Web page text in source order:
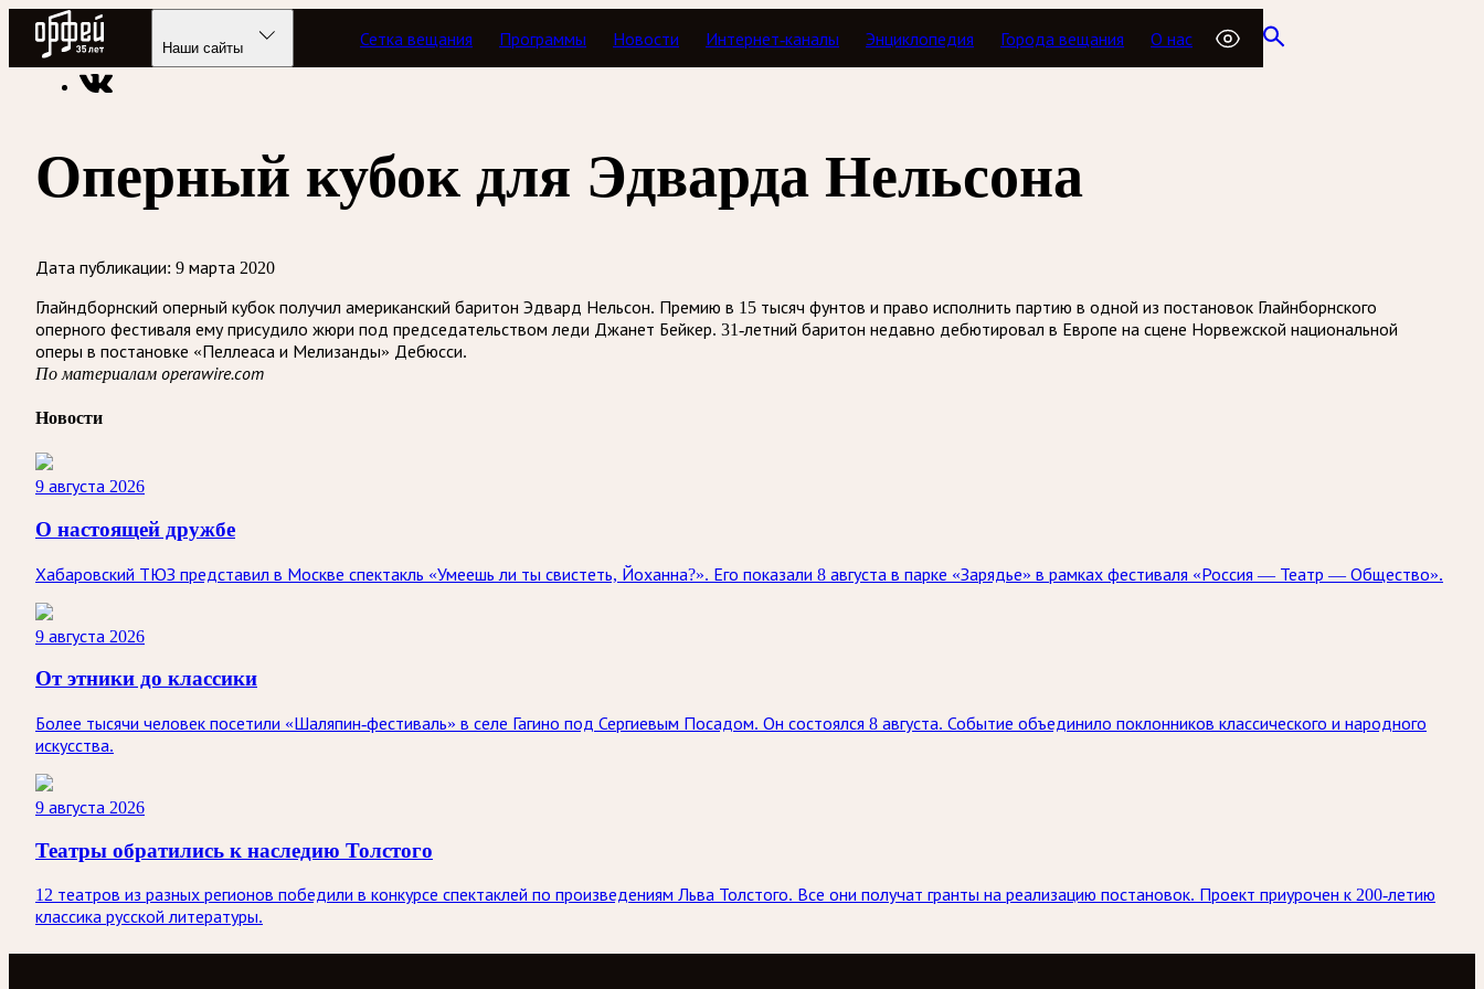
Радио Орфей
Наши сайты Сетка вещания Программы Новости Интернет-каналы Энциклопедия Города вещания О нас
Радио классической музыки «Орфей» Новости
Оперный кубок для Эдварда Нельсона
Дата публикации: 9 марта 2020
Глайндборнский оперный кубок получил американский баритон Эдвард Нельсон. Премию в 15 тысяч фунтов и право исполнить партию в одной из постановок Глайнборнского
оперного фестиваля ему присудило жюри под председательством леди Джанет Бейкер. 31-летний баритон недавно дебютировал в Европе на сцене Норвежской национальной
оперы в постановке «Пеллеаса и Мелизанды» Дебюсси.
По материалам operawire.com
Новости
9 августа 2026
О настоящей дружбе
Хабаровский ТЮЗ представил в Москве спектакль «Умеешь ли ты свистеть, Йоханна?». Его показали 8 августа в парке «Зарядье» в рамках фестиваля «Россия — Театр — Общество».
9 августа 2026
От этники до классики
Более тысячи человек посетили «Шаляпин-фестиваль» в селе Гагино под Сергиевым Посадом. Он состоялся 8 августа. Событие объединило поклонников классического и народного
искусства.
9 августа 2026
Театры обратились к наследию Толстого
12 театров из разных регионов победили в конкурсе спектаклей по произведениям Льва Толстого. Все они получат гранты на реализацию постановок. Проект приурочен к 200-летию
классика русской литературы.